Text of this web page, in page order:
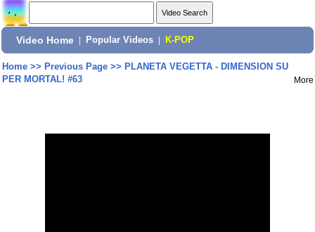
Video Home Popular Videos K-POP
Home>> Previous Page>> PLANETA VEGETTA - DIMENSION SU
PER MORTAL! #63
More